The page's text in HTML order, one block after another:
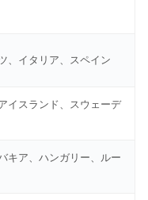
、イタリア、スペイン
イスランド、スウェーデ
キア、ハンガリー、ルー